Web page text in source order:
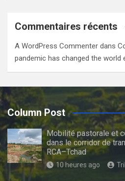
Commentaires récents
A WordPress Commenter dans
pandemic has changed the world
Column Post
Mobilité pastorale et
dans le corridor de
RCA–Tchad
10 heures ago